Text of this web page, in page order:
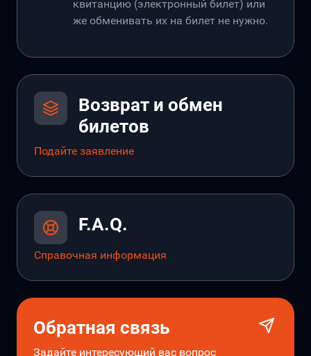
квитанцию (электронный билет) или
же обменивать их на билет не нужно.
Возврат и обмен
билетов
Подайте заявление
F.A.Q.
Справочная информация
Обратная связь
Задайте интересующий вас вопрос